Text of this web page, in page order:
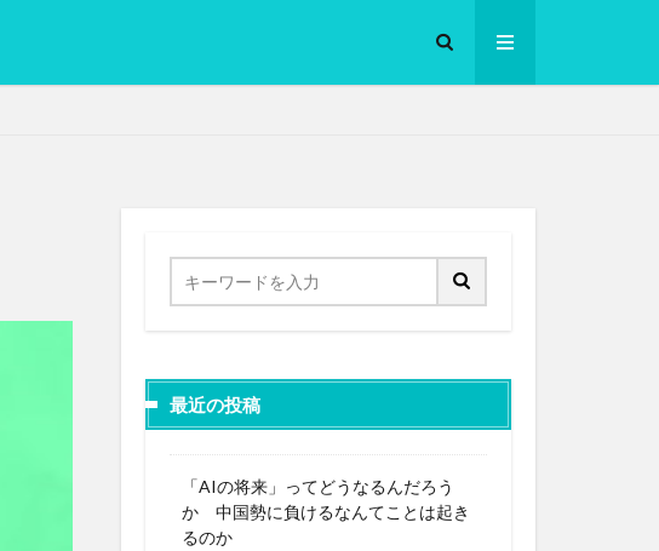
最近の投稿
「AIの将来」ってどうなるんだろう
か 中国勢に負けるなんてことは起き
るのか